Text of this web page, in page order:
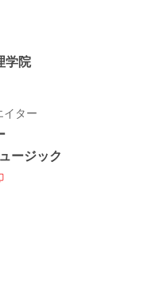
学院
イター
ージック